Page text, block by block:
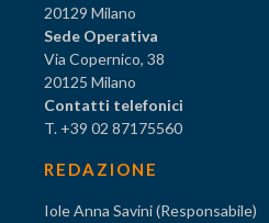
20129 Milano
Sede Operativa
Via Copernico, 38
20125 Milano
Contatti telefonici
T. +39 02 87175560
REDAZIONE
Iole Anna Savini (Responsabile)